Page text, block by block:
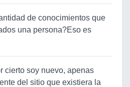
de conocimientos que
una persona?Eso es
cierto soy nuevo, apenas
del sitio que existiera la